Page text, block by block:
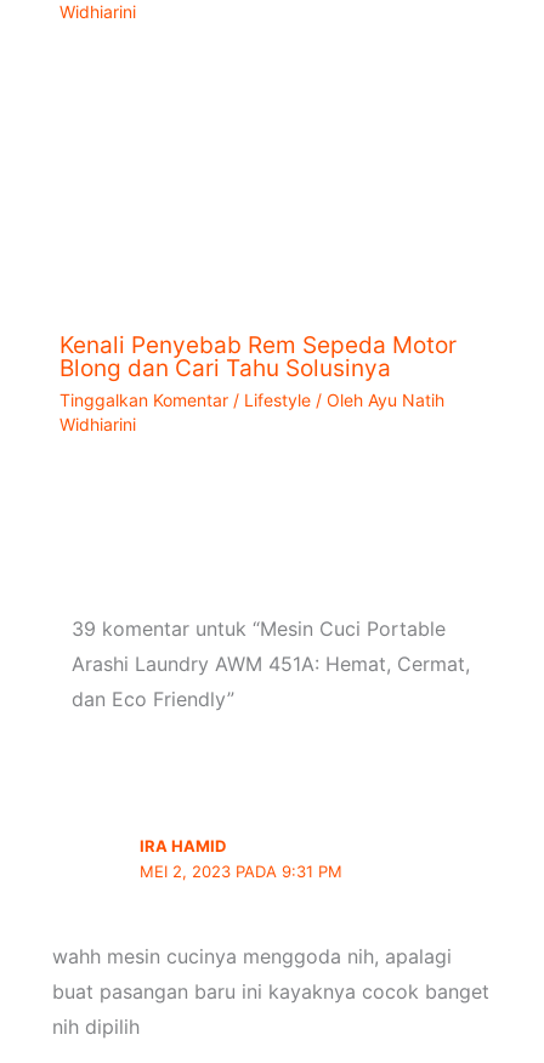
Widhiarini
Kenali Penyebab Rem Sepeda Motor
Blong dan Cari Tahu Solusinya
Tinggalkan Komentar / Lifestyle/ Oleh Ayu Natih
Widhiarini
39 komentar untuk “Mesin Cuci Portable
Arashi Laundry AWM 451A: Hemat, Cermat,
dan Eco Friendly”
IRA HAMID
MEI 2, 2023 PADA 9:31 PM
wahh mesin cucinya menggoda nih, apalagi
buat pasangan baru ini kayaknya cocok banget
nih dipilih